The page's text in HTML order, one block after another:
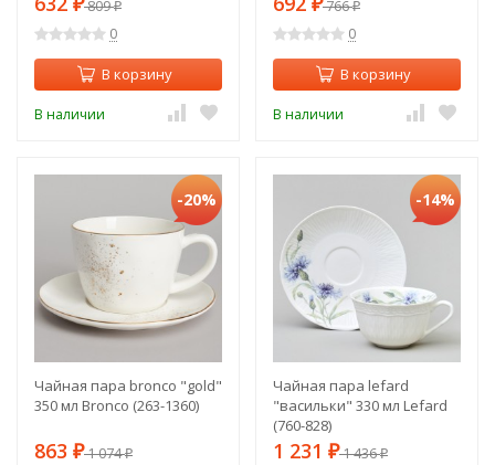
₽809₽
0
В корзину
В наличии
₽766₽
0
В корзину
В наличии
-20%
Чайная пара bronco "gold"
350 мл Bronco (263-1360)
863 ₽1 074₽
-14%
Чайная пара lefard
"васильки" 330 мл Lefard
(760-828)
1 231 ₽1 436₽